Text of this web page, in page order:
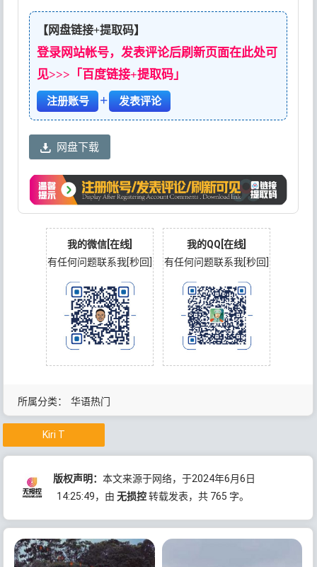
所属分类： 华语热门
【网盘链接+提取码】
登录网站帐号，发表评论后刷新页面在此处可
见>>>「百度链接+提取码」
注册账号 + 发表评论
网盘下载
我的微信[在线]
有任何问题联系我[秒回]
我的QQ[在线]
有任何问题联系我[秒回]
Kiri T
版权声明：本文来源于网络，于2024年6月6日
14:25:49，由无损控转载发表，共 765 字。